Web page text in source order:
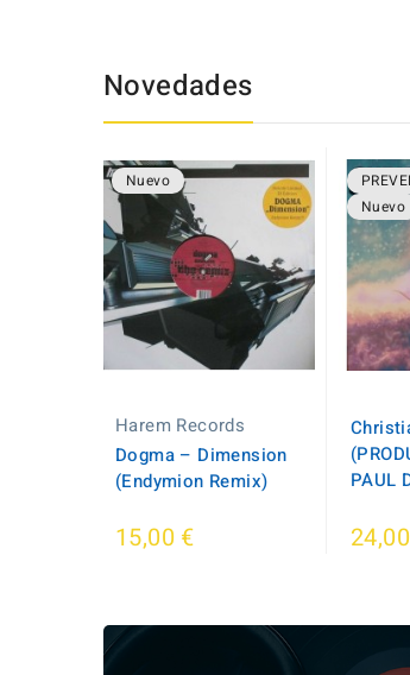
Novedades
Nuevo
Harem Records
Dogma – Dimension
(Endymion Remix)
15,00 €
Nuevo
PAUL